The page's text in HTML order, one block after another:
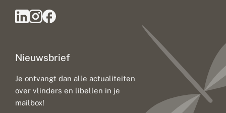
Nieuwsbrief
Je ontvangt dan alle actualiteiten
over vlinders en libellen in je
mailbox!